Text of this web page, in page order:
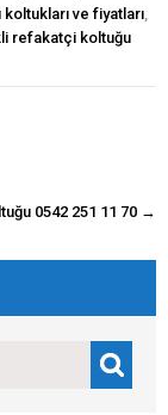
ve fiyatları
refakatçi koltuğu
0542 251 11 70 →